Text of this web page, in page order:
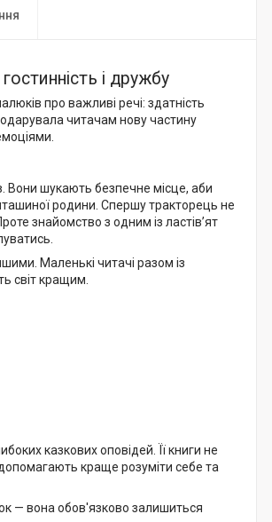
і дружбу
про важливі речі: здатність
читачам нову частину
Вони шукають безпечне місце, аби
родини. Спершу тракторець не
знайомство з одним із ластів’ят
Маленькі читачі разом із
світ кращим.
казкових оповідей. Її книги не
краще розуміти себе та
— вона обов'язково залишиться